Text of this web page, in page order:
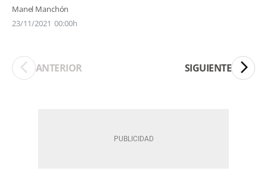
Manel Manchón
23/11/2021 00:00h
ANTERIOR SIGUIENTE